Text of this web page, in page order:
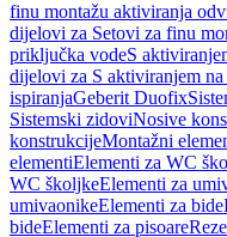
finu montažu aktiviranja
dijelovi za Setovi za finu
priključka vodeS
dijelovi za S aktiviranjem
ispiranjaGeberit Duofix
Sistemski zidoviNosive
konstrukcijeMontažni
elementiElementi za WC
WC školjkeElementi za
umivaonikeElementi za bide
bideElementi za pisoare